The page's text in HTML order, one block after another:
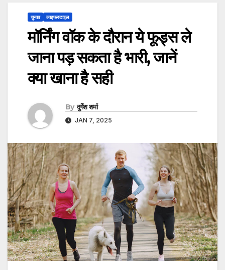
चुनाव लाइफस्टाइल
मॉर्निंग वॉक के दौरान ये फूड्स ले
जाना पड़ सकता है भारी, जानें
क्या खाना है सही
By दुर्गेश शर्मा
JAN 7, 2025